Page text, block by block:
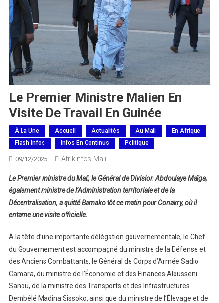
Le Premier Ministre Malien En
Visite De Travail En Guinée
À La Une Accueil Actualités Au Mali
En Afrique
Flash Infos
Infos En Continus Politique
09/12/2025 Afrikinfos-Mali
Le Premier ministre du Mali, le Général de Division Abdoulaye Maïga,
également ministre de l’Administration territoriale et de la
Décentralisation, a quitté Bamako tôt ce matin pour Conakry, où il
entame une visite officielle.
À la tête d’une importante délégation gouvernementale, le Chef
du Gouvernement est accompagné du ministre de la Défense et
des Anciens Combattants, le Général de Corps d’Armée Sadio
Camara, du ministre de l’Économie et des Finances Alousseni
Sanou, de la ministre des Transports et des Infrastructures
Dembélé Madina Sissoko, ainsi que du ministre de l’Élevage et de